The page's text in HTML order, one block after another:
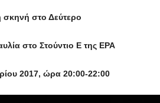
σκηνή στο Δεύτερο
στο Στούντιο Ε της ΕΡΑ
2017, ώρα 20:00-22:00